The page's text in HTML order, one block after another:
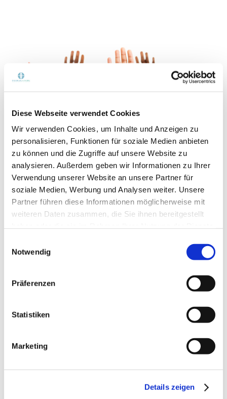
Diese Webseite verwendet Cookies
Wir verwenden Cookies, um Inhalte und Anzeigen zu
personalisieren, Funktionen für soziale Medien anbieten
zu können und die Zugriffe auf unsere Website zu
analysieren. Außerdem geben wir Informationen zu Ihrer
Verwendung unserer Website an unsere Partner für
soziale Medien, Werbung und Analysen weiter. Unsere
Partner führen diese Informationen möglicherweise mit
weiteren Daten zusammen, die Sie ihnen bereitgestellt
Notwendig
Präferenzen
Statistiken
Marketing
Details zeigen
Weiterbildungen
Deep Democracy, Partizipative (Neue)
Autorität & Führung im Sozialen
Bereich